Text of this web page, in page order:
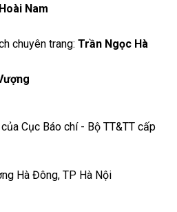
Nam
chuyên trang: Trần Ngọc Hà
Cục Báo chí - Bộ TT&TT cấp
Hà Đông, TP Hà Nội